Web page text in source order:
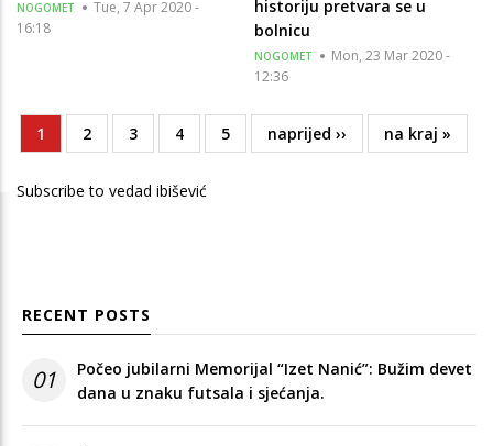
NOGOMET
Tue, 7 Apr 2020 -
16:18
historiju pretvara se u
bolnicu
NOGOMET
Mon, 23 Mar 2020 -
12:36
Pagination
Current
page
1 Page
2 Page
3 Page
4 Page
5
Next
page
naprijed ››
Last
page
na kraj »
Subscribe to vedad ibišević
RECENT POSTS
01
Počeo jubilarni Memorijal “Izet Nanić”: Bužim devet
dana u znaku futsala i sjećanja.